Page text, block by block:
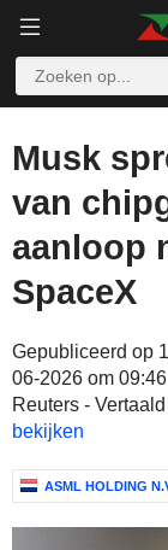
Musk
van
aanloop
SpaceX
Gepubliceerd op
06-2026 om 09:46
Reuters -
bekijken
ASML HOLDING